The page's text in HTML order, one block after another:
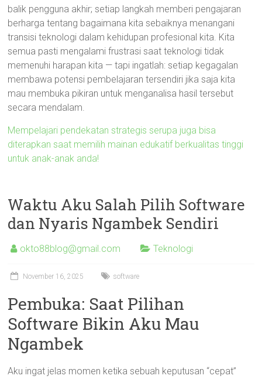
balik pengguna akhir; setiap langkah memberi pengajaran
berharga tentang bagaimana kita sebaiknya menangani
transisi teknologi dalam kehidupan profesional kita. Kita
semua pasti mengalami frustrasi saat teknologi tidak
memenuhi harapan kita — tapi ingatlah: setiap kegagalan
membawa potensi pembelajaran tersendiri jika saja kita
mau membuka pikiran untuk menganalisa hasil tersebut
secara mendalam.
Mempelajari pendekatan strategis serupa juga bisa
diterapkan saat memilih mainan edukatif berkualitas tinggi
untuk anak-anak anda!
Waktu Aku Salah Pilih Software
dan Nyaris Ngambek Sendiri
okto88blog@gmail.com Teknologi
November 16, 2025 software
Pembuka: Saat Pilihan
Software Bikin Aku Mau
Ngambek
Aku ingat jelas momen ketika sebuah keputusan “cepat”